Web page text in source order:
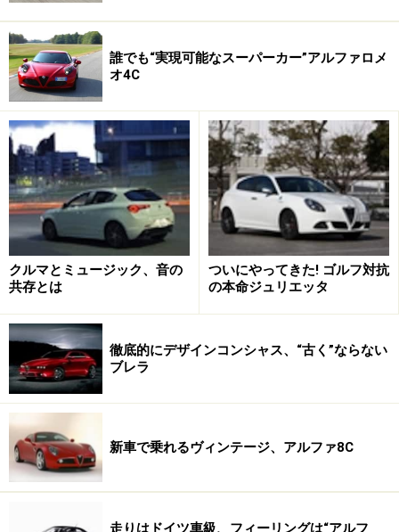
次ページでインテリア
※記事内容は執筆時点のものです。最新の内容をご確認くださ
い。
次のページへ
誰でも“実現可能なスーパーカー”アルファロメ
オ4C
クルマとミュージック、音の
共存とは
ついにやってきた! ゴルフ対抗
の本命ジュリエッタ
徹底的にデザインコンシャス、“古く”ならない
ブレラ
新車で乗れるヴィンテージ、アルファ8C
走りはドイツ車級、フィーリングは“アルフ